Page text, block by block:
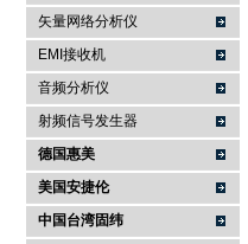
矢量网络分析仪
EMI接收机
音频分析仪
射频信号发生器
德国惠美
美国安捷伦
中国台湾固纬